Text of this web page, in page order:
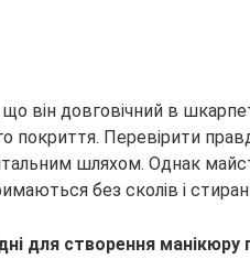
він довговічний в
покриття. Перевірити
шляхом. Однак
без сколів і
для створення манікюру